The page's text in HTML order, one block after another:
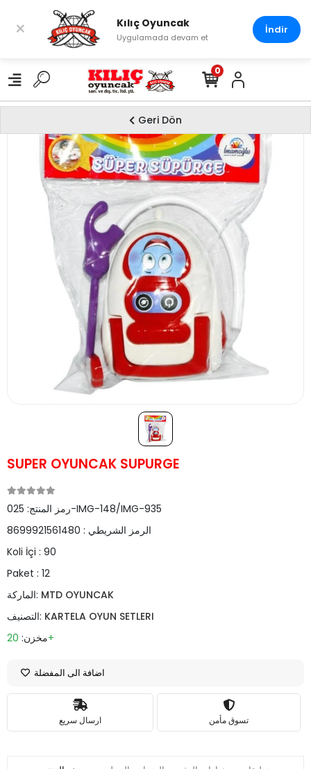
0
Geri Dön
SUPER OYUNCAK SUPURGE
رمز المنتج:025-IMG-148/IMG-935
الرمز الشريطي : 8699921561480
Koli İçi : 90
Paket : 12
الماركة: MTD OYUNCAK
التصنيف: KARTELA OYUN SETLERI
مخزن:20+
اضافة الى المفضلة
ارسال سريع تسوق مأمن
× Kılıç Oyuncak
Uygulamada devam et
İndir